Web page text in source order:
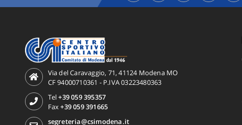
Via del Caravaggio, 71, 41124 Modena MO
CF 94000710361 - P.IVA 03223480363
Tel+39 059 395357
Fax+39 059 391665
segreteria@csimodena.it